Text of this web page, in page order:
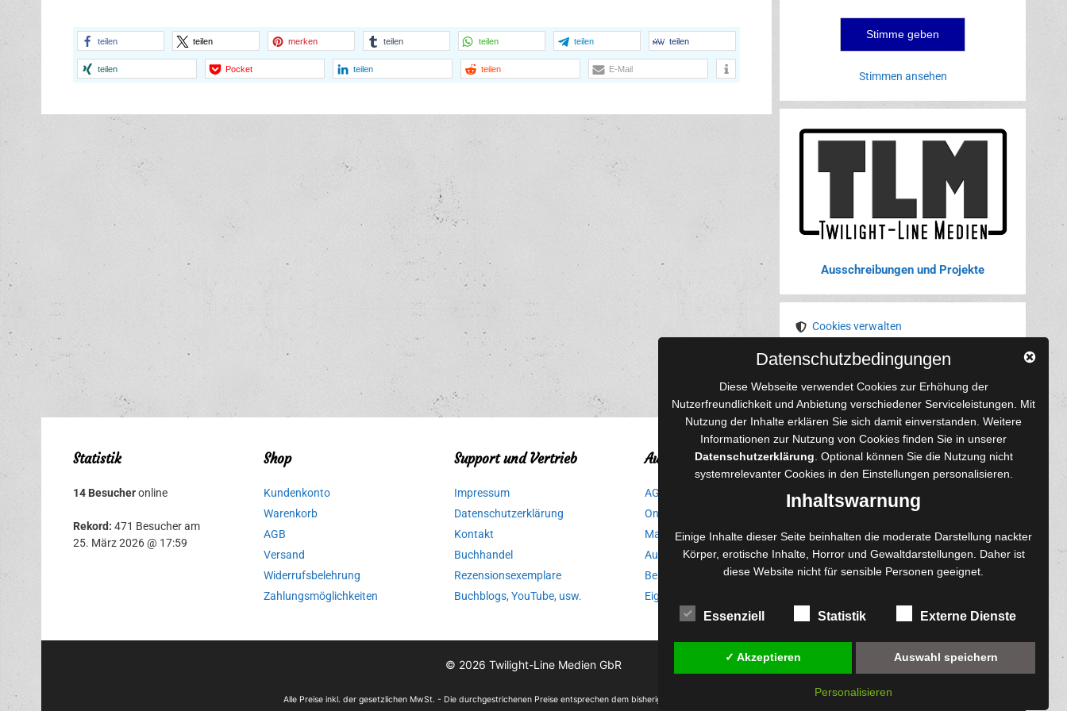
teilen teilen merken teilen teilen teilen teilen
teilen Pocket teilen teilen E-Mail
Stimmen ansehen
Ausschreibungen und Projekte
Cookies verwalten
YouTube
Tumblr
Pinterest
Instagram
X RSS-Feed
Statistik
14 Besucheronline
Rekord: 471 Besucher am
25. März 2026 @ 17:59
Shop
Kundenkonto
Warenkorb
AGB
Versand
Widerrufsbelehrung
Zahlungsmöglichkeiten
Support und Vertrieb
Impressum
Datenschutzerklärung
Kontakt
Buchhandel
Rezensionsexemplare
Buchblogs, YouTube, usw.
Autorinnen und Autoren
AGB für Medienprojekte
Online-Artikel
Manuskripte einreichen
Ausschreibungen
Belegexemplare
Eigenbedarfsexemplare
Content-Design
Fotorestauration
Creative Artwork
Fotobearbeitung
MPS Fotografie
© 2026 Twilight-Line Medien GbR
Alle Preise inkl. der gesetzlichen MwSt. - Die durchgestrichenen Preise entsprechen dem bisherigen Preis in diesem Online-Shop.
Datenschutzbedingungen
Diese Webseite verwendet Cookies zur Erhöhung der
Nutzerfreundlichkeit und Anbietung verschiedener Serviceleistungen. Mit
Nutzung der Inhalte erklären Sie sich damit einverstanden. Weitere
Informationen zur Nutzung von Cookies finden Sie in unserer
Datenschutzerklärung . Optional können Sie die Nutzung nicht
systemrelevanter Cookies in den Einstellungen personalisieren.
Inhaltswarnung
Einige Inhalte dieser Seite beinhalten die moderate Darstellung nackter
Körper, erotische Inhalte, Horror und Gewaltdarstellungen. Daher ist
diese Website nicht für sensible Personen geeignet.
Essenziell Statistik Externe Dienste
✓ Akzeptieren Auswahl speichern
Personalisieren